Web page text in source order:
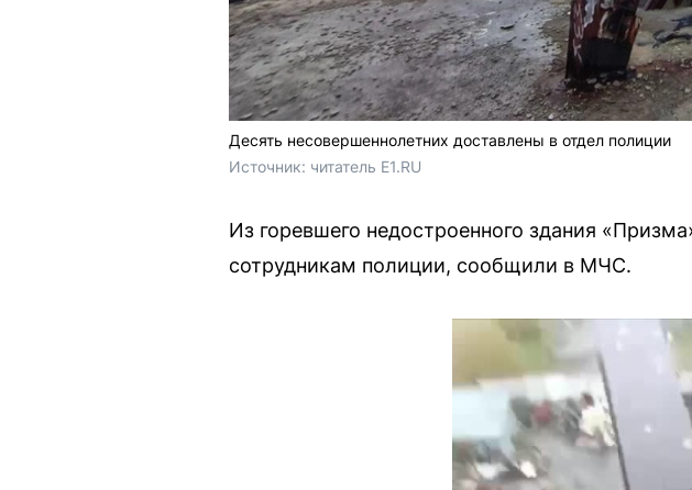
Десять несовершеннолетних доставлены в отдел полиции
Источник: читатель E1.RU
Из горевшего недостроенного здания
сотрудникам полиции, сообщили в МЧС.